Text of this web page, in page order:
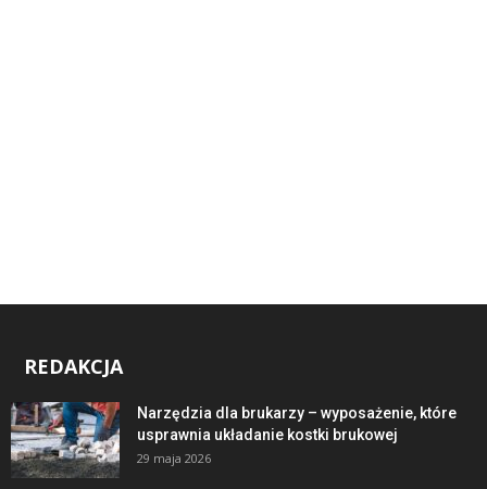
REDAKCJA
Narzędzia dla brukarzy – wyposażenie, które
usprawnia układanie kostki brukowej
29 maja 2026